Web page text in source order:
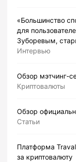
«Большинство
для
Зуборевым,
Интервью
Обзор мэтчинг-
Криптовалюты
Обзор
Статьи
Платформа
за криптовалюту